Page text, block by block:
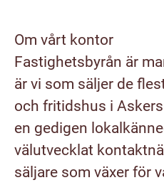
Om vårt kontor
Fastighetsbyrån är
är vi som säljer de
och fritidshus i
en gedigen
välutvecklat
säljare som växer för